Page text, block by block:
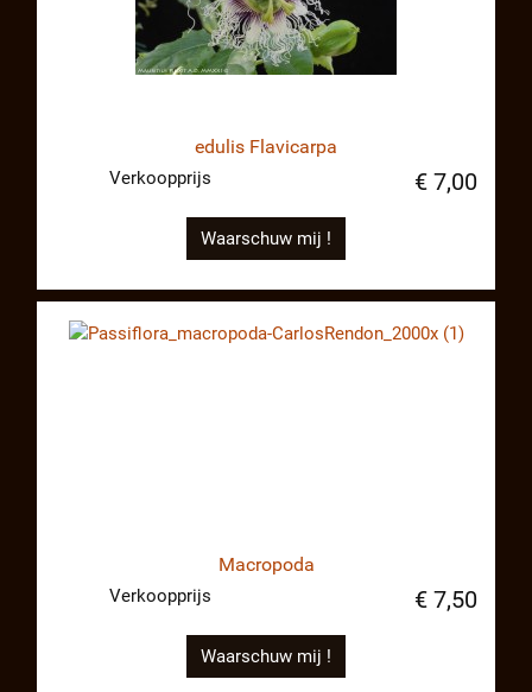
edulis Flavicarpa
Verkoopprijs € 7,00
Waarschuw mij !
Macropoda
Verkoopprijs € 7,50
Waarschuw mij !